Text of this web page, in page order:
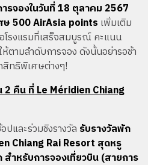
รจองในวันที่ 18 ตุลาคม 2567
500 AirAsia points เพิ่มเติม
โรงแรมที่เสร็จสมบูรณ์ คะแนน
ตามลำดับการจอง ดังนั้นอย่ารอช้า
สิทธิพิเศษต่างๆ!
คืน ที่ Le Méridien Chiang
และร่วมชิงรางวัล รับรางวัลพัก
Chiang Rai Resort สุดหรู
ำหรับการจองเที่ยวบิน (สายการ